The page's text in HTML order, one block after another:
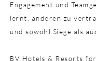
Engagement und
lernt, anderen zu
und sowohl Siege als
BV Hotels & Resorts